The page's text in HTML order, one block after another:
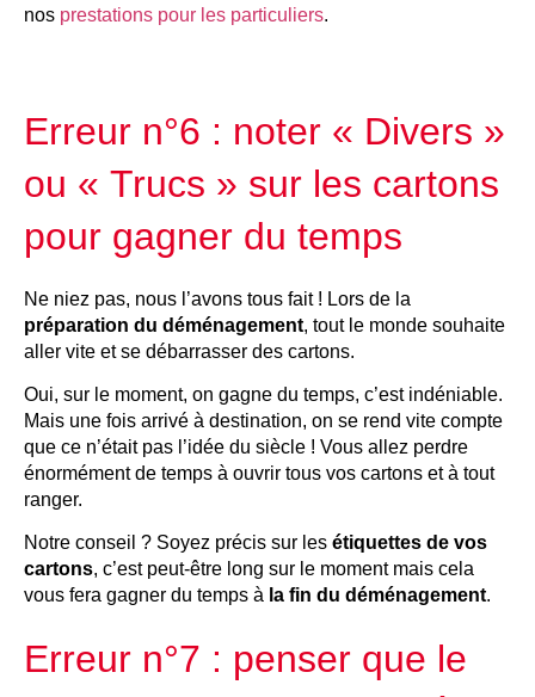
nos prestations pour les particuliers.
Erreur n°6 : noter « Divers »
ou « Trucs » sur les cartons
pour gagner du temps
Ne niez pas, nous l’avons tous fait ! Lors de la
préparation du déménagement, tout le monde souhaite
aller vite et se débarrasser des cartons.
Oui, sur le moment, on gagne du temps, c’est indéniable.
Mais une fois arrivé à destination, on se rend vite compte
que ce n’était pas l’idée du siècle ! Vous allez perdre
énormément de temps à ouvrir tous vos cartons et à tout
ranger.
Notre conseil ? Soyez précis sur les étiquettes de vos
cartons, c’est peut-être long sur le moment mais cela
vous fera gagner du temps à la fin du déménagement.
Erreur n°7 : penser que le